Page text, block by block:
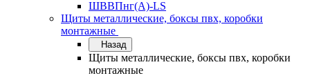
ШВВПнг(А)-LS
Щиты металлические, боксы пвх, коробки
монтажные
Назад
Щиты металлические, боксы пвх, коробки
монтажные